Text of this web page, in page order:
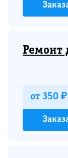
Ремонт
от 350 ₽